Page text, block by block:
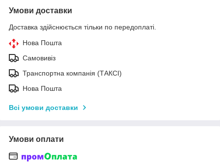
Умови доставки
Доставка здійснюється тільки по передоплаті.
Нова Пошта
Самовивіз
Транспортна компанія (ТАКСІ)
Нова Пошта
Всі умови доставки
Умови оплати